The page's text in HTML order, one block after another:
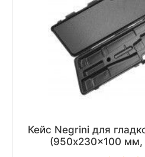
Кейс Negrini для
(950x230x100 мм,